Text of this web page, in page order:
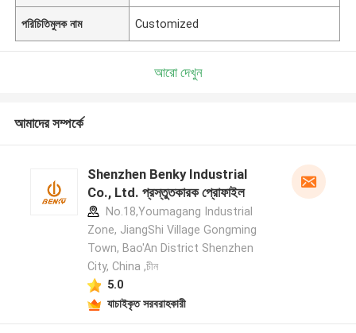
পরিচিতিমুলক নাম Customized
আরো দেখুন
আমাদের সম্পর্কে
Shenzhen Benky Industrial
Co., Ltd. প্রস্তুতকারক প্রোফাইল
No.18,Youmagang Industrial
Zone, JiangShi Village Gongming
Town, Bao'An District Shenzhen
City, China ,চীন
5.0
যাচাইকৃত সরবরাহকারী